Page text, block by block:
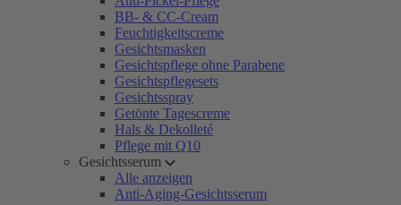
BB- & CC-Cream
Feuchtigkeitscreme
Gesichtsmasken
Gesichtspflege ohne Parabene
Gesichtspflegesets
Gesichtsspray
Getönte Tagescreme
Hals & Dekolleté
Pflege mit Q10
Gesichtsserum
Alle anzeigen
Anti-Aging-Gesichtsserum